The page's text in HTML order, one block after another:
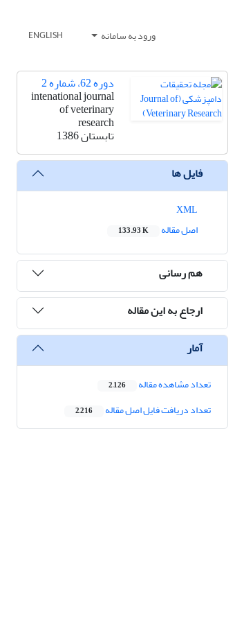
ورود به سامانه ENGLISH
دوره 62، شماره 2
intenational journal
of veterinary
research
تابستان 1386
فایل ها
اصل مقاله
133.93 K
هم رسانی
ارجاع به این مقاله
آمار
تعداد مشاهده مقاله 2,126
تعداد دریافت فایل اصل مقاله 2,216